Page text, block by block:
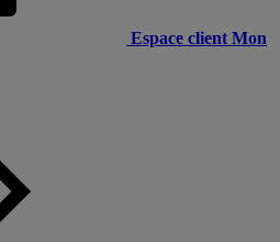
Espace client Mon